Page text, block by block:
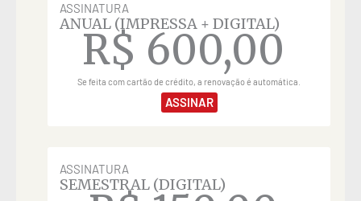
ASSINATURA
ANUAL (IMPRESSA + DIGITAL)
R$ 600,00
Se feita com cartão de crédito, a renovação é automática.
ASSINAR
ASSINATURA
SEMESTRAL (DIGITAL)